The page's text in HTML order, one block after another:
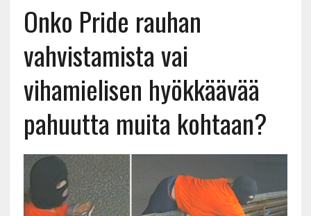
Onko Pride rauhan
vahvistamista vai
vihamielisen hyökkäävää
pahuutta muita kohtaan?